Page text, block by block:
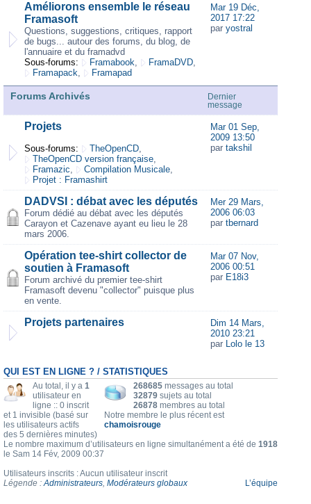
Améliorons ensemble le réseau
Framasoft
Questions, suggestions, critiques, rapport
de bugs... autour des forums, du blog, de
l'annuaire et du framadvd
Sous-forums:
Framabook, FramaDVD,
Framapack, Framapad
Mar 19 Déc,
2017 17:22
par yostral
Forums Archivés
Dernier
message
Projets
Sous-forums: TheOpenCD,
TheOpenCD version française,
Framazic, Compilation Musicale,
Projet : Framashirt
Mar 01 Sep,
2009 13:50
par takshil
DADVSI : débat avec les députés
Forum dédié au débat avec les députés
Carayon et Cazenave ayant eu lieu le 28
mars 2006.
Mer 29 Mars,
2006 06:03
par tbernard
Opération tee-shirt collector de
soutien à Framasoft
Forum archivé du premier tee-shirt
Framasoft devenu "collector" puisque plus
en vente.
Mar 07 Nov,
2006 00:51
par E18i3
Projets partenaires
Dim 14 Mars,
2010 23:21
par Lolo le 13
QUI EST EN LIGNE ? / STATISTIQUES
268685 messages au total
32879 sujets au total
26878 membres au total
Notre membre le plus récent est
chamoisrouge
Au total, il y a 1
utilisateur en
ligne :: 0 inscrit
et 1 invisible (basé sur
les utilisateurs actifs
des 5 dernières minutes)
Le nombre maximum d’utilisateurs en ligne simultanément a été de 1918
le Sam 14 Fév, 2009 00:37
Utilisateurs inscrits : Aucun utilisateur inscrit
Légende :Administrateurs, Modérateurs globaux L’équipe